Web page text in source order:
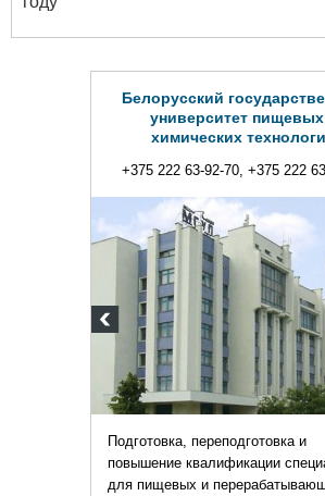
Белорусский
университет
химических
+375 222 63-92-70, +375 222
Подготовка, переподготовка и
повышение квалификации
для пищевых и